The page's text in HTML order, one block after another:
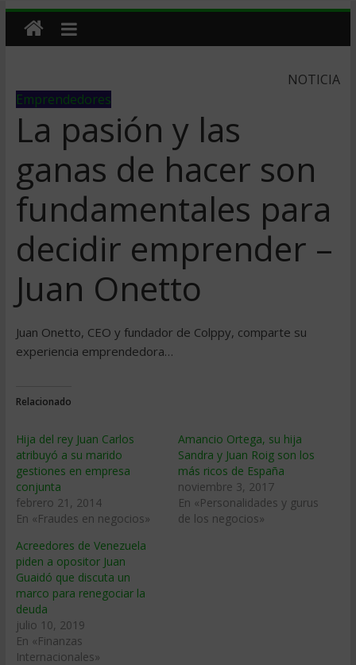
NOTICIA
Emprendedores
La pasión y las
ganas de hacer son
fundamentales para
decidir emprender –
Juan Onetto
Juan Onetto, CEO y fundador de Colppy, comparte su
experiencia emprendedora…
Relacionado
Hija del rey Juan Carlos
atribuyó a su marido
gestiones en empresa
conjunta
febrero 21, 2014
En «Fraudes en negocios»
Amancio Ortega, su hija
Sandra y Juan Roig son los
más ricos de España
noviembre 3, 2017
En «Personalidades y gurus
de los negocios»
Acreedores de Venezuela
piden a opositor Juan
Guaidó que discuta un
marco para renegociar la
deuda
julio 10, 2019
En «Finanzas
Internacionales»